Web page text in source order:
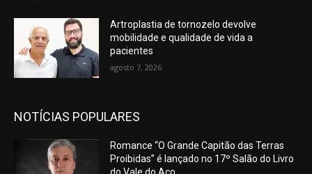
Artroplastia de tornozelo devolve
mobilidade e qualidade de vida a
pacientes
agosto 7, 2026
NOTÍCIAS POPULARES
Romance “O Grande Capitão das Terras
Proibidas” é lançado no 17º Salão do Livro
do Vale do Aço